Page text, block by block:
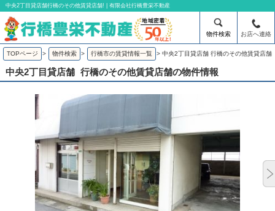
中央2丁目貸店舗行橋のその他賃貸店舗! | 有限会社行橋豊栄不動産
物件検索 お店へ連絡
TOPページ > 物件検索 > 行橋市の賃貸情報一覧 > 中央2丁目貸店舗 行橋のその他賃貸店舗
中央2丁目貸店舗 行橋のその他賃貸店舗の物件情報